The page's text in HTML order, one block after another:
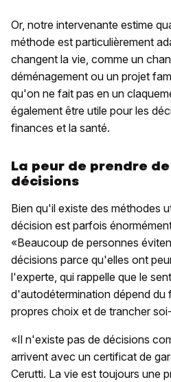
Or, notre intervenante estime
méthode est particulièrement
changent la vie, comme un
déménagement ou un projet
qu'on ne fait pas en un
également être utile pour les
finances et la santé.
La peur de prendre
décisions
Bien qu'il existe des méthodes
décision est parfois
«Beaucoup de personnes
décisions parce qu'elles ont
l'experte, qui rappelle que le
d'autodétermination dépend du
propres choix et de trancher
«Il n'existe pas de décisions
arrivent avec un certificat de
Cerutti. La vie est toujours une